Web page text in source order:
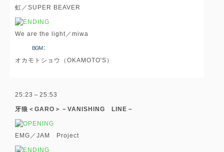
虹／SUPER BEAVER
We are the light／miwa
オカモトショウ（OKAMOTO'S）
25:23～25:53
牙狼＜GARO＞－VANISHING LINE－
EMG／JAM Project